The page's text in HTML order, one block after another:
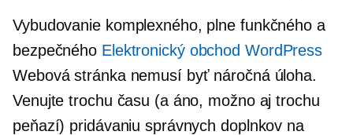
Vybudovanie komplexného, ​​plne funkčného a
bezpečného Elektronický obchod WordPress
Webová stránka nemusí byť náročná úloha.
Venujte trochu času (a áno, možno aj trochu
peňazí) pridávaniu správnych doplnkov na